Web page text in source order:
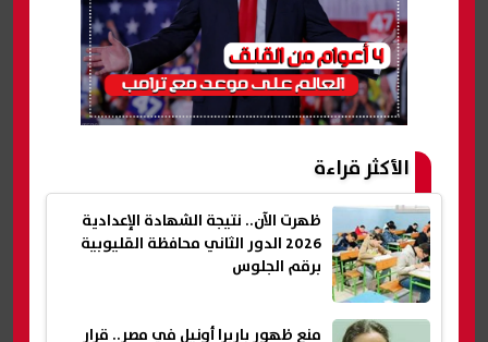
الأكثر قراءة
ظهرت الآن.. نتيجة الشهادة الإعدادية
2026 الدور الثاني محافظة القليوبية
برقم الجلوس
منع ظهور باربرا أونيل في مصر.. قرار